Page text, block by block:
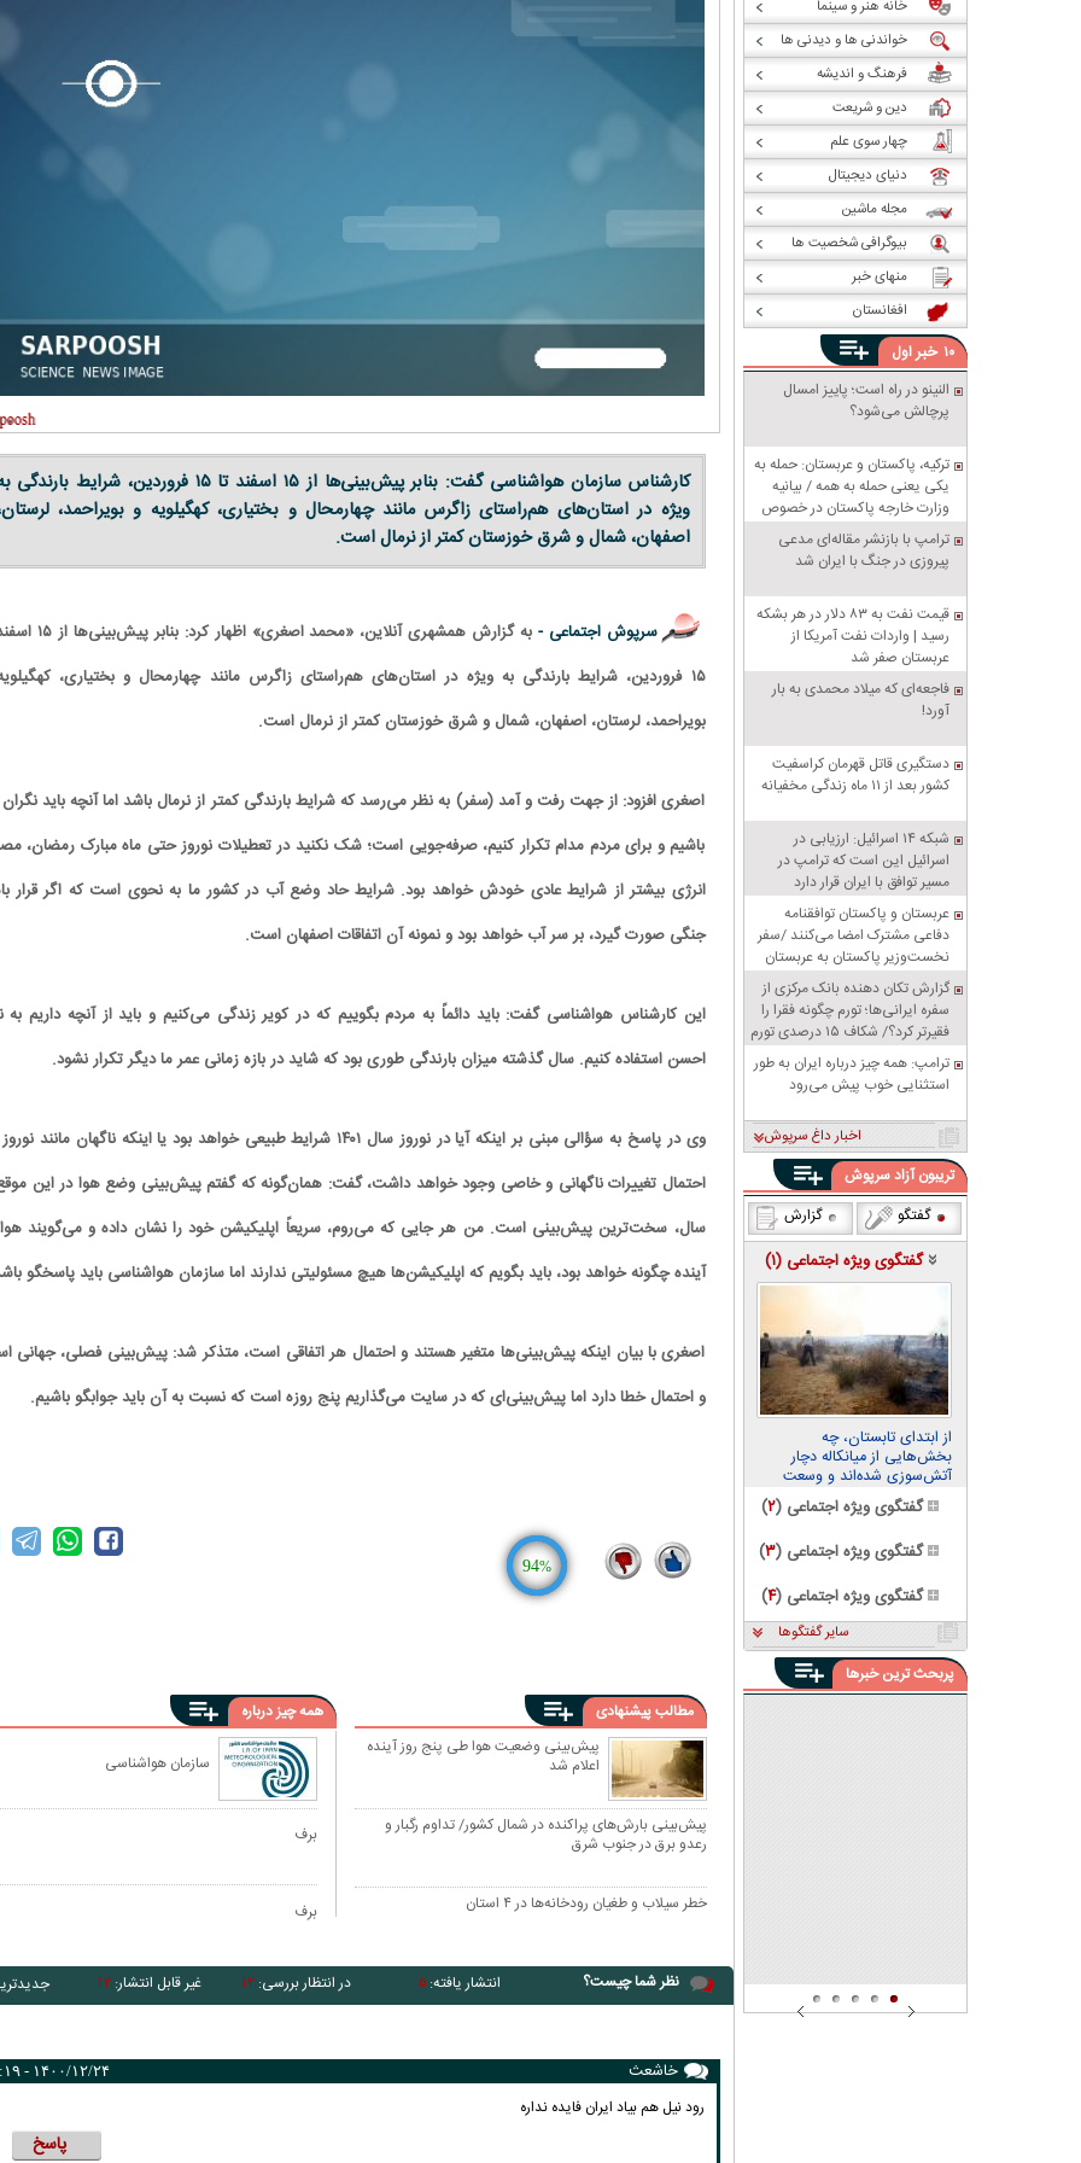
کارشناس سازمان هواشناسی گفت: بنابر پیش‌بینی‌ها از ۱۵ اسفند تا ۱۵ فروردین، شرایط
ویژه در استان‌های هم‌راستای زاگرس مانند چهارمحال و بختیاری، کهگیلویه و بویراحمد،
اصفهان، شمال و شرق خوزستان کمتر از نرمال است.
سرپوش اجتماعی -
به گزارش همشهری آنلاین، «محمد اصغری» اظهار
۱۵ فروردین، شرایط بارندگی به ویژه در استان‌های هم‌راستای زاگرس مانند چهارمحال و بختیاری،
بویراحمد، لرستان، اصفهان، شمال و شرق خوزستان کمتر از نرمال است.
اصغری افزود: از جهت رفت و آمد (سفر) به نظر می‌رسد که شرایط بارندگی کمتر از نرمال باشد اما آنچه باید
باشیم و برای مردم مدام تکرار کنیم، صرفه‌جویی است؛ شک نکنید در تعطیلات نوروز حتی ماه مبارک رمضان،
انرژی بیشتر از شرایط عادی خودش خواهد بود. شرایط حاد وضع آب در کشور ما به نحوی است که اگر قرار
جنگی صورت گیرد، بر سر آب خواهد بود و نمونه آن اتفاقات اصفهان است.
این کارشناس هواشناسی گفت: باید دائماً به مردم بگوییم که در کویر زندگی می‌کنیم و باید از آنچه داریم به
احسن استفاده کنیم. سال گذشته میزان بارندگی طوری بود که شاید در بازه زمانی عمر ما دیگر تکرار نشود.
احتمال تغییرات ناگهانی و خاصی وجود خواهد داشت، گفت: همان‌گونه که گفتم پیش‌بینی وضع هوا در این
سال، سخت‌ترین پیش‌بینی است. من هر جایی که می‌روم، سریعاً اپلیکیشن خود را نشان داده و می‌گویند
آینده چگونه خواهد بود، باید بگویم که اپلیکیشن‌ها هیچ مسئولیتی ندارند اما سازمان هواشناسی باید پاسخگو
اصغری با بیان اینکه پیش‌بینی‌ها متغیر هستند و احتمال هر اتفاقی است، متذکر شد: پیش‌بینی فصلی، جهانی
و احتمال خطا دارد اما پیش‌بینی‌ای که در سایت می‌گذاریم پنج روزه است که نسبت به آن باید جوابگو باشیم.
94%
مطالب پیشنهادی
پیش‌بینی وضعیت هوا طی پنج روز آینده
اعلام شد
پیش‌بینی بارش‌های پراکنده در شمال کشور/ تداوم رگبار و
رعدو برق در جنوب شرق
خطر سیلاب و طغیان رودخانه‌ها در ۴ استان
همه چیز درباره
سازمان هواشناسی
برف
برف
نظر شما چیست؟ انتشار یافته:۵ در انتظار بررسی:۱۲ غیر قابل انتشار:۱۲
خاشعث ۱۴۰۰/۱۲/۲۴ - ۸:۱۹
رود نیل هم بیاد ایران فایده نداره
پاسخ
خانه هنر و سینما
خواندنی ها و دیدنی ها
فرهنگ و اندیشه
دین و شریعت
چهار سوی علم
دنیای دیجیتال
مجله ماشین
بیوگرافی شخصیت ها
منهای خبر
افغانستان
۱۰ خبراول
النینو در راه است؛ پاییز امسال
پرچالش می‌شود؟
ترکیه، پاکستان و عربستان: حمله به
یکی یعنی حمله به همه / بیانیه
وزارت خارجه پاکستان در خصوص
پیمان دفاعی مشترک مکه
ترامپ با بازنشر مقاله‌ای مدعی
پیروزی در جنگ با ایران شد
قیمت نفت به ۸۳ دلار در هر بشکه
رسید | واردات نفت آمریکا از
عربستان صفر شد
فاجعه‌ای که میلاد محمدی به بار
آورد!
دستگیری قاتل قهرمان کراسفیت
کشور بعد از ۱۱ ماه زندگی مخفیانه
شبکه ۱۴ اسرائیل: ارزیابی در
اسرائیل این است که ترامپ در
مسیر توافق با ایران قرار دارد
عربستان و پاکستان توافقنامه
دفاعی مشترک امضا می‌کنند /سفر
نخست‌وزیر پاکستان به عربستان
گزارش تکان‌ دهنده بانک مرکزی از
سفره ایرانی‌ها؛ تورم چگونه فقرا را
فقیرتر کرد؟/ شکاف ۱۵ درصدی تورم
میان فقیر و غنی
ترامپ: همه چیز درباره ایران به طور
استثنایی خوب پیش می‌رود
اخبار داغ سرپوش
تریبون آزاد سرپوش
گفتگو
گزارش
گفتگوی ویژه اجتماعی (۱)
از ابتدای تابستان، چه
بخش‌هایی از میانکاله دچار
آتش‌سوزی شده‌اند و وسعت
خسارت چقدر بوده است؟
گفتگوی ویژه اجتماعی (۲)
کاهش سن افکار خودکشی در
ایران
گفتگوی ویژه اجتماعی (۳)
گفتگوی ویژه اجتماعی (۴)
سایر گفتگوها
پربحث ترین خبرها